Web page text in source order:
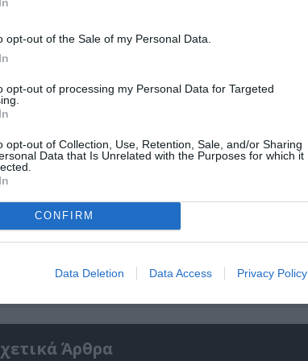
opt-out of the Sale of my Personal Data.
opt-out of processing my Personal Data for Targeted
opt-out of Collection, Use, Retention, Sale, and/or Sharing
Data that Is Unrelated with the Purposes for which it
CONFIRM
Data Deletion Data Access Privacy Policy
και τον Πολιτισμό!
Άρθρα